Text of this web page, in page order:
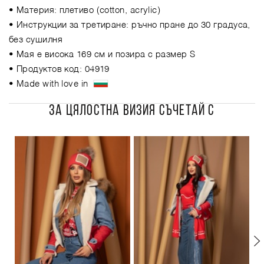
• Материя: плетиво (cotton, acrylic)
• Инструкции за третиране: ръчно пране до 30 градуса,
без сушилня
• Мая е висока 169 см и позира с размер S
• Продуктов код: 04919
• Made with love in
ЗА ЦЯЛОСТНА ВИЗИЯ СЪЧЕТАЙ С